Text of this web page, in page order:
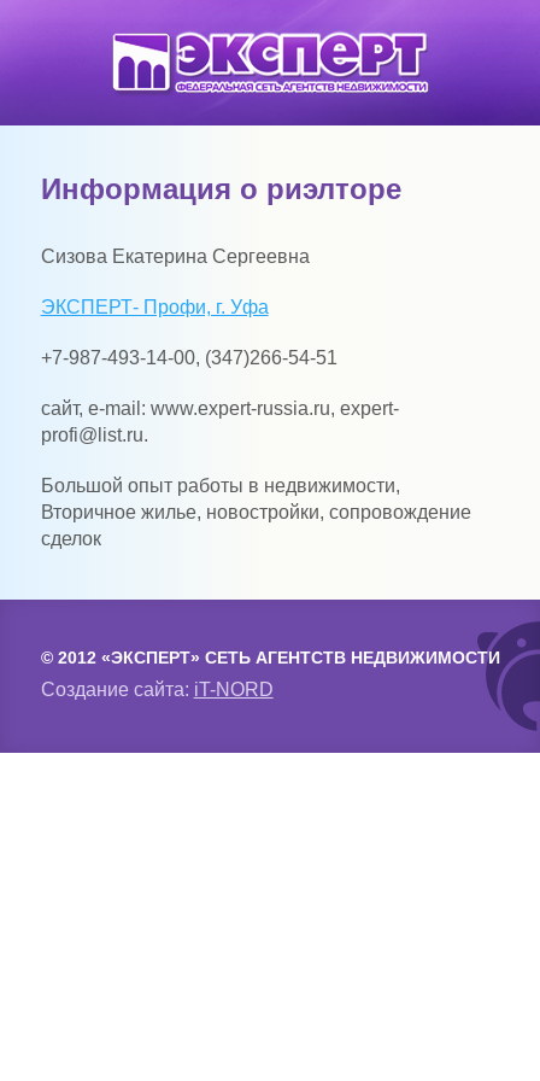
Информация о риэлторе
Сизова Екатерина Сергеевна
ЭКСПЕРТ- Профи, г. Уфа
+7-987-493-14-00, (347)266-54-51
сайт, e-mail: www.expert-russia.ru, expert-
profi@list.ru.
Большой опыт работы в недвижимости,
Вторичное жилье, новостройки, сопровождение
сделок
© 2012 «ЭКСПЕРТ» СЕТЬ АГЕНТСТВ НЕДВИЖИМОСТИ
Создание сайта: iT-NORD